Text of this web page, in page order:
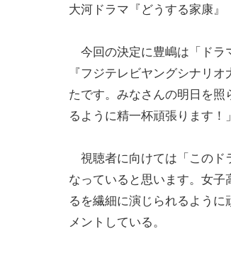
大河ドラマ『どうする家康』
今回の決定に豊嶋は「ドラ
『フジテレビヤングシナリ
たです。みなさんの明日を
るように精一杯頑張ります！
視聴者に向けては「このド
なっていると思います。女
るを繊細に演じられるよう
メントしている。